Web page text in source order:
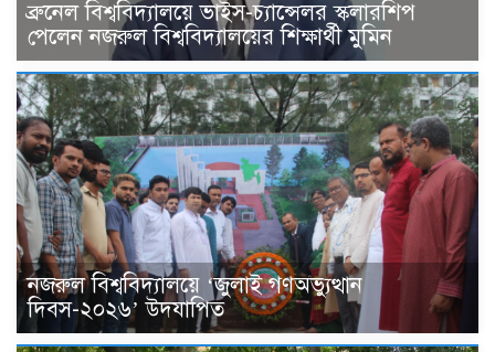
ব্রুনেল বিশ্ববিদ্যালয়ে ভাইস-চ্যান্সেলর স্কলারশিপ
পেলেন নজরুল বিশ্ববিদ্যালয়ের শিক্ষার্থী মুমিন
নজরুল বিশ্ববিদ্যালয়ে ‘জুলাই গণঅভ্যুত্থান
দিবস-২০২৬’ উদযাপিত